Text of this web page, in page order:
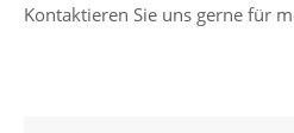
Kontaktieren Sie uns gerne für